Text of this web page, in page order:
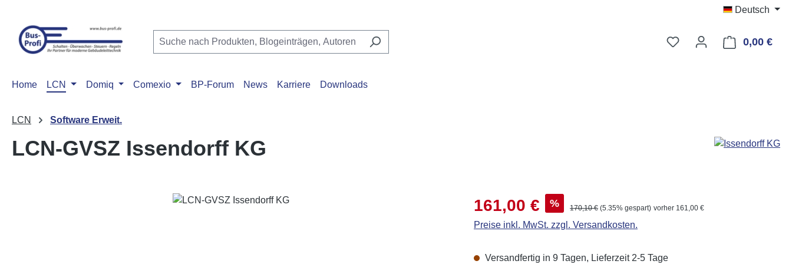
Deutsch
Du hast 0 Produkte auf
0,00 €
Home LCN Domiq Comexio BP-Forum News Karriere Downloads
LCN Software Erweit.
LCN-GVSZ Issendorff KG
Verkaufspreis:
161,00 € % Regulärer Preis:
170,10 € (5.35% gespart) vorher 161,00 €
Preise inkl. MwSt. zzgl. Versandkosten.
Versandfertig in 9 Tagen, Lieferzeit 2-5 Tage